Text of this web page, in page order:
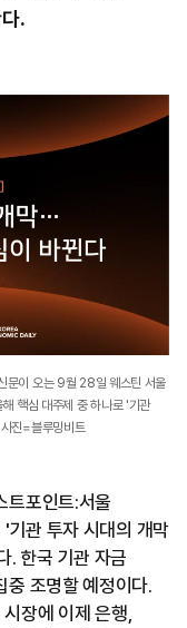
.
문이 오는 9월 28일 웨스틴 서울
핵심 대주제 중 하나로 '기관
진=블루밍비트
트포인트:서울
관 투자 시대의 개막
한국 기관 자금
중 조명할 예정이다.
장에 이제 은행,